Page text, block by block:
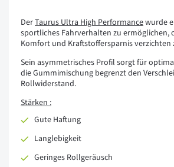
DerTaurus Ultra High Performancewurde
sportliches Fahrverhalten zu ermöglichen,
Komfort und Kraftstoffersparnis verzichten
Sein asymmetrisches Profil sorgt für
die Gummimischung begrenzt den
Rollwiderstand.
Stärken :
Gute Haftung
Langlebigkeit
Geringes Rollgeräusch